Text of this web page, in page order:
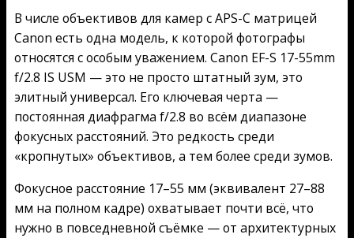
В числе объективов для камер с APS-C матрицей
Canon есть одна модель, к которой фотографы
относятся с особым уважением. Canon EF-S 17-55mm
f/2.8 IS USM — это не просто штатный зум, это
элитный универсал. Его ключевая черта —
постоянная диафрагма f/2.8 во всём диапазоне
фокусных расстояний. Это редкость среди
«кропнутых» объективов, а тем более среди зумов.
Фокусное расстояние 17–55 мм (эквивалент 27–88
мм на полном кадре) охватывает почти всё, что
нужно в повседневной съёмке — от архитектурных